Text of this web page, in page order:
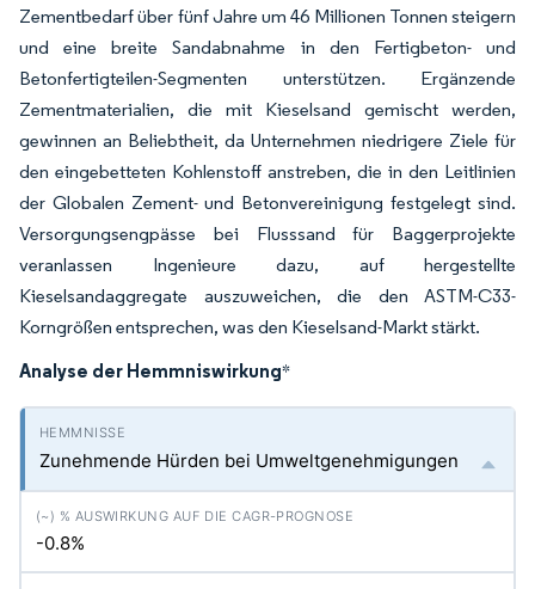
Zementbedarf über fünf Jahre um 46 Millionen Tonnen steigern
und eine breite Sandabnahme in den Fertigbeton- und
Betonfertigteilen-Segmenten unterstützen. Ergänzende
Zementmaterialien, die mit Kieselsand gemischt werden,
gewinnen an Beliebtheit, da Unternehmen niedrigere Ziele für
den eingebetteten Kohlenstoff anstreben, die in den Leitlinien
der Globalen Zement- und Betonvereinigung festgelegt sind.
Versorgungsengpässe bei Flusssand für Baggerprojekte
veranlassen Ingenieure dazu, auf hergestellte
Kieselsandaggregate auszuweichen, die den ASTM-C33-
Korngrößen entsprechen, was den Kieselsand-Markt stärkt.
Analyse der Hemmniswirkung*
Zunehmende Hürden bei Umweltgenehmigungen
-0.8%